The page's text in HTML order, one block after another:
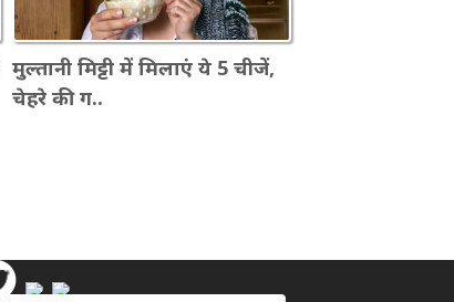
मुल्तानी मिट्टी में मिलाएं ये 5 चीजें,
चेहरे की ग..